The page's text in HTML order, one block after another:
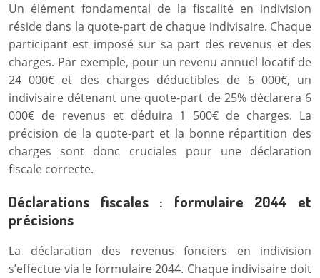
Un élément fondamental de la fiscalité en indivision
réside dans la quote-part de chaque indivisaire. Chaque
participant est imposé sur sa part des revenus et des
charges. Par exemple, pour un revenu annuel locatif de
24 000€ et des charges déductibles de 6 000€, un
indivisaire détenant une quote-part de 25% déclarera 6
000€ de revenus et déduira 1 500€ de charges. La
précision de la quote-part et la bonne répartition des
charges sont donc cruciales pour une déclaration
fiscale correcte.
Déclarations fiscales : formulaire 2044 et
précisions
La déclaration des revenus fonciers en indivision
s’effectue via le formulaire 2044. Chaque indivisaire doit